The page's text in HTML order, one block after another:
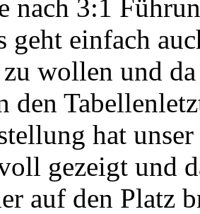
nach 3:1
geht einfach
wollen und
den
hat
gezeigt und
auf den Platz